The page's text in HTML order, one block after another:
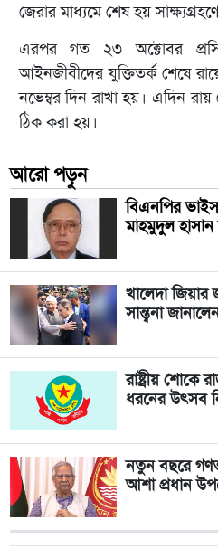
জেরার মাধ্যমে শেষ হয়
এরপর গত ২৩ অক্টোবর
আইনজীবীদের যুক্তিতর্ক শেষে
নভেম্বর দিন রাখা হয়। এদিন
ঠিক করা হয়।
আরো পড়ুন
বিএনপির ভাইস
মাহমুদুল
খালেদা জিয়ার
সান্ত্বনা
রাষ্ট্রীয়
ধরনের উৎসব
নতুন বছরে
আশা প্রধান